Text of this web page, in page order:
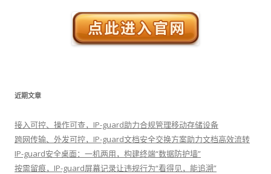
近期文章
接入可控、操作可查，IP-guard助力合规管理移动存储设备
跨网传输、外发可控，IP-guard文档安全交换方案助力文档高效流转
IP-guard安全桌面：一机两用，构建终端“数据防护墙”
按需留痕，IP-guard屏幕记录让违规行为“看得见，能追溯”